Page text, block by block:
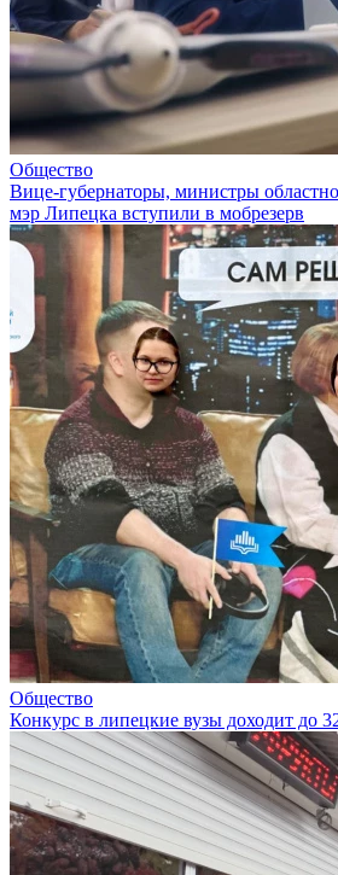
Общество
Вице-губернаторы, министры
мэр Липецка вступили в мобрезерв
Общество
Конкурс в липецкие вузы доходит до